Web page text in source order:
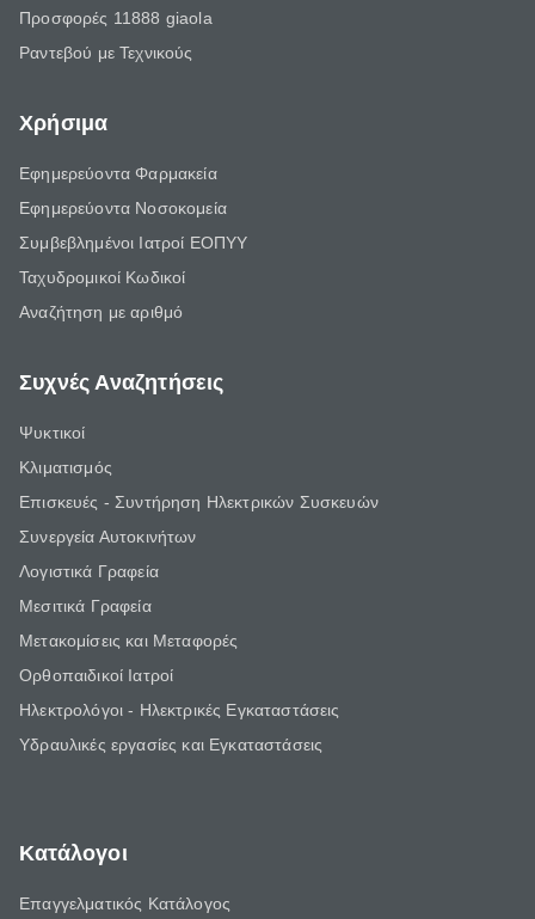
Προσφορές 11888 giaola
Ραντεβού με Τεχνικούς
Χρήσιμα
Εφημερεύοντα Φαρμακεία
Εφημερεύοντα Νοσοκομεία
Συμβεβλημένοι Ιατροί ΕΟΠΥΥ
Ταχυδρομικοί Κωδικοί
Αναζήτηση με αριθμό
Συχνές Αναζητήσεις
Ψυκτικοί
Κλιματισμός
Επισκευές - Συντήρηση Ηλεκτρικών Συσκευών
Συνεργεία Αυτοκινήτων
Λογιστικά Γραφεία
Μεσιτικά Γραφεία
Μετακομίσεις και Μεταφορές
Ορθοπαιδικοί Ιατροί
Ηλεκτρολόγοι - Ηλεκτρικές Εγκαταστάσεις
Υδραυλικές εργασίες και Εγκαταστάσεις
Κατάλογοι
Επαγγελματικός Κατάλογος